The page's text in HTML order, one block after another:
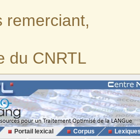
remerciant,
du CNRTL
Portail lexical Corpus